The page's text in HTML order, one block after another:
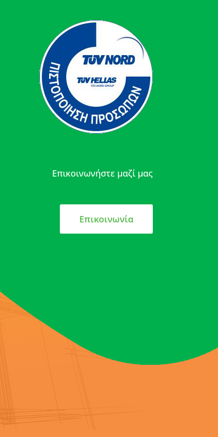
Επικοινωνήστε μαζί μας
Επικοινωνία